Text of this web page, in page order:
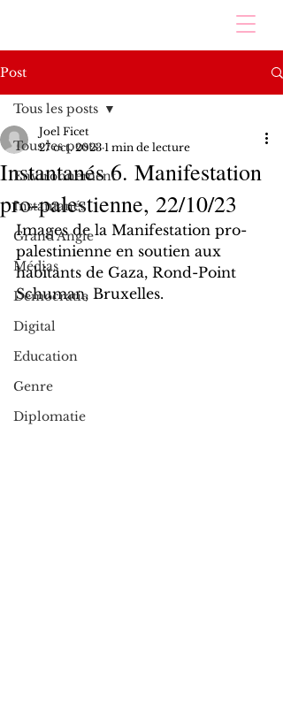
Post
Tous les posts
Environnement
Instantanés
Grand Angle
Médias
Démocratie
Digital
Education
Genre
Diplomatie
Tous les posts
Instantanés 6. Manifestation
pro-palestienne, 22/10/23
Joel Ficet
27 oct. 2023 1 min de lecture
Images de la Manifestation pro-
palestinienne en soutien aux
habitants de Gaza, Rond-Point
Schuman, Bruxelles.